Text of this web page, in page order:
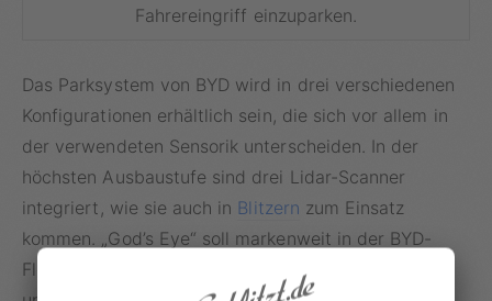
Fahrereingriff einzuparken.
Das Parksystem von BYD wird in drei verschiedenen
Konfigurationen erhältlich sein, die sich vor allem in
der verwendeten Sensorik unterscheiden. In der
höchsten Ausbaustufe sind drei Lidar-Scanner
integriert, wie sie auch in Blitzern zum Einsatz
kommen. „God’s Eye“ soll markenweit in der BYD-
Flotte verfügbar gemacht werden, so dass